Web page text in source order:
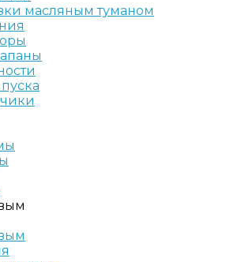
масляным туманом